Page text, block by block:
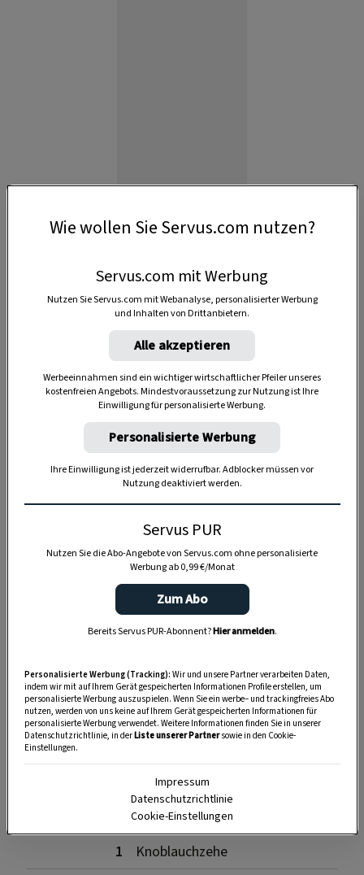
SPEICHERN DRUCKEN
Zutaten Lammnüsse
7
Eiweiß
125 ml
Bauernbrotbrösel
Lammnüsse (14 Tage gereift)
1
Knoblauchzehe
Wie wollen Sie Servus.com nutzen?
Servus.com mit Werbung
Nutzen Sie Servus.com mit Webanalyse, personalisierter Werbung
und Inhalten von Drittanbietern.
Alle akzeptieren
Werbeeinnahmen sind ein wichtiger wirtschaftlicher Pfeiler unseres
kostenfreien Angebots. Mindestvoraussetzung zur Nutzung ist Ihre
Einwilligung für personalisierte Werbung.
Personalisierte Werbung
Ihre Einwilligung ist jederzeit widerrufbar. Adblocker müssen vor
Nutzung deaktiviert werden.
Servus PUR
Nutzen Sie die Abo-Angebote von Servus.com ohne personalisierte
Werbung ab 0,99 €/Monat
Zum Abo
Bereits Servus PUR-Abonnent?Hier anmelden.
Personalisierte Werbung (Tracking): Wir und unsere Partner verarbeiten Daten,
indem wir mit auf Ihrem Gerät gespeicherten Informationen Profile erstellen, um
personalisierte Werbung auszuspielen. Wenn Sie ein werbe– und trackingfreies Abo
nutzen, werden von uns keine auf Ihrem Gerät gespeicherten Informationen für
personalisierte Werbung verwendet. Weitere Informationen finden Sie in unserer
Datenschutzrichtlinie, in derListe unserer Partnersowie in den Cookie-
Einstellungen.
Impressum
Datenschutzrichtlinie
Cookie-Einstellungen